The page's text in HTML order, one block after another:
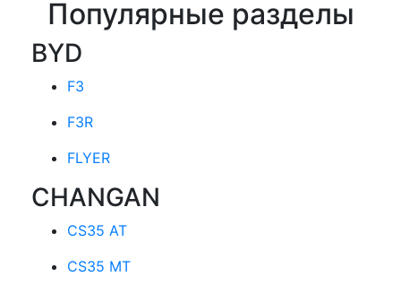
Популярные разделы
BYD
F3
F3R
FLYER
CHANGAN
CS35 AT
CS35 MT